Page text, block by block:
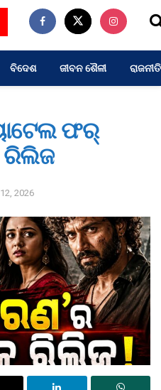
ବିଦେଶ ଜୀବନ ଶୈଳୀ ରାଜନୀତି
ଫର୍
ରିଲିଜ
2026